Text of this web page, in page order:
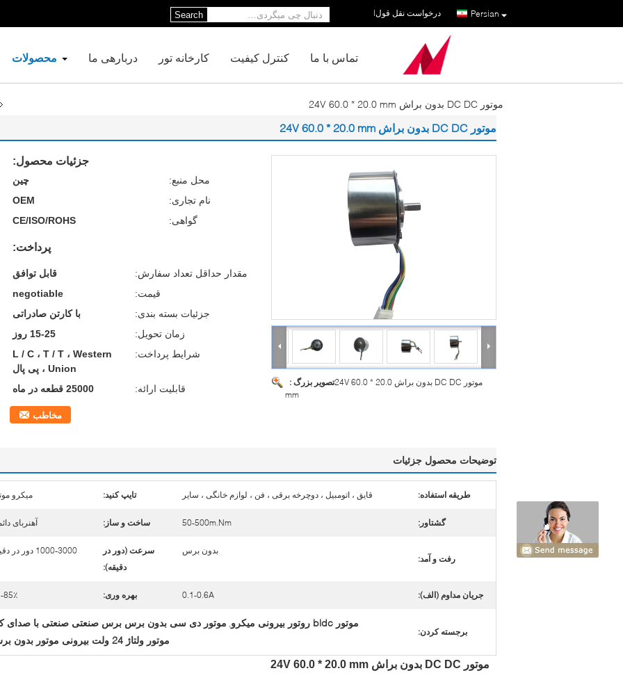
Persian درخواست نقل قول|
Search
محصولات دربارهی ما کارخانه تور کنترل کیفیت تماس با ما
موتور DC DC بدون براش 24V 60.0 * 20.0 mm
موتور DC DC بدون براش 24V 60.0 * 20.0 mm
تصویر بزرگ :موتور DC DC بدون براش 24V 60.0 * 20.0
mm
جزئیات محصول:
محل منبع:
چین
نام تجاری:
OEM
گواهی:
CE/ISO/ROHS
پرداخت:
مقدار حداقل تعداد سفارش:
قابل توافق
قیمت:
negotiable
جزئیات بسته بندی:
با کارتن صادراتی
زمان تحویل:
15-25 روز
شرایط پرداخت:
L / C ، T / T ، Western
Union ، پی پال
قابلیت ارائه:
25000 قطعه در ماه
مخاطب
توضیحات محصول جزئیات
طریقه استفاده: قایق ، اتومبیل ، دوچرخه برقی ، فن ، لوازم خانگی ، سایر تایپ کنید: میکرو
گشتاور: 50-500m.Nm ساخت و ساز: آهنربای
رفت و آمد:
بدون برس
سرعت (دور در
دقیقه):
1000-3000 دور در دقیقه
جریان مداوم (الف): 0.1-0.6A بهره وری: 65-
برجسته کردن:
موتور bldc روتور بیرونی میکرو
موتور دی سی بدون برس برس صنعتی صنعتی با صدای
موتور ولتاژ 24 ولت بیرونی موتور بدون برس
موتور DC DC بدون براش 24V 60.0 * 20.0 mm